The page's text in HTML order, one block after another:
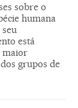
sobre o
humana
está
maior
grupos de